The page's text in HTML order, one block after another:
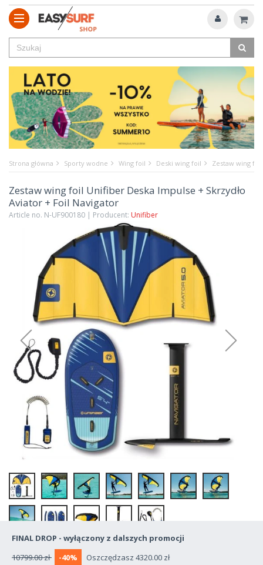
Strona główna Sporty wodne Wing foil Deski wing foil Zestaw wing
Zestaw wing foil Unifiber Deska Impulse + Skrzydło
Aviator + Foil Navigator
Article no. N-UF900180 | Producent: Unifiber
FINAL DROP - wyłączony z dalszych promocji
10799.00 zł
-40% Oszczędzasz 4320.00 zł